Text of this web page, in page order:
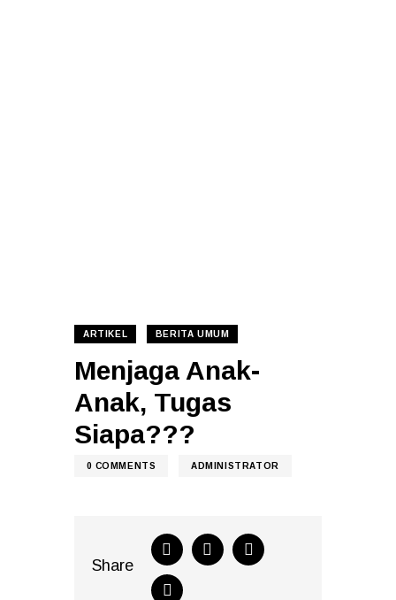
ARTIKEL BERITA UMUM
Menjaga Anak-
Anak, Tugas
Siapa???
0 COMMENTS ADMINISTRATOR
Share